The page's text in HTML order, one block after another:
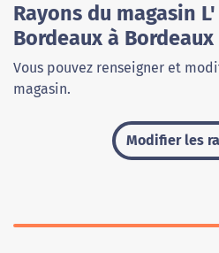
Rayons du magasin
Bordeaux à Bordeaux
Vous pouvez renseigner et
magasin.
Modifier les